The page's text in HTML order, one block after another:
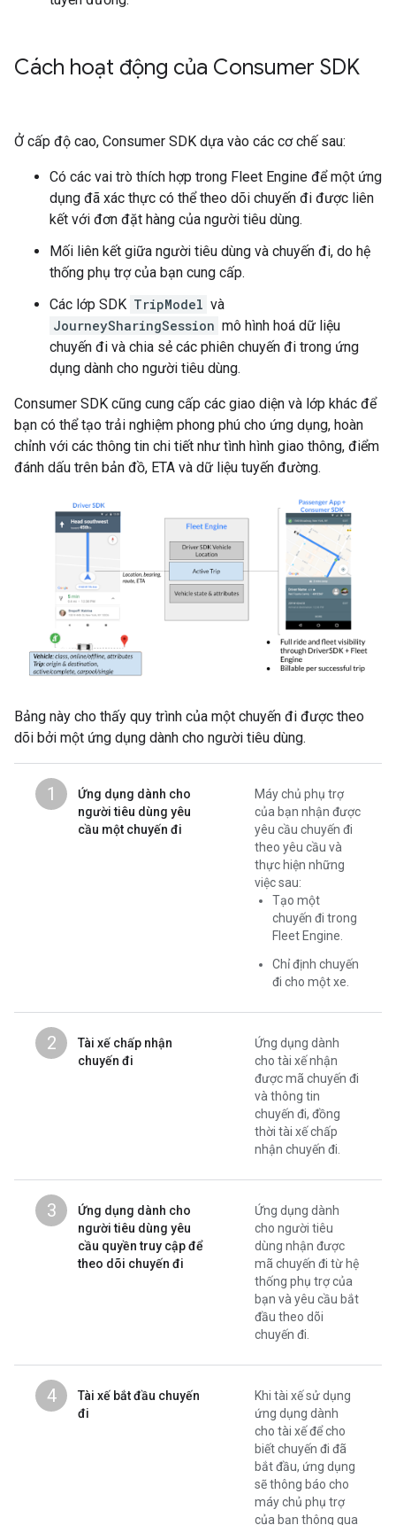
Cách hoạt động của Consumer SDK
Ở cấp độ cao, Consumer SDK dựa vào các cơ chế sau:
Có các vai trò thích hợp trong Fleet Engine để một ứng
dụng đã xác thực có thể theo dõi chuyến đi được liên
kết với đơn đặt hàng của người tiêu dùng.
Mối liên kết giữa người tiêu dùng và chuyến đi, do hệ
thống phụ trợ của bạn cung cấp.
Các lớp SDK TripModel và
JourneySharingSession mô hình hoá dữ liệu
chuyến đi và chia sẻ các phiên chuyến đi trong ứng
dụng dành cho người tiêu dùng.
Consumer SDK cũng cung cấp các giao diện và lớp khác để
bạn có thể tạo trải nghiệm phong phú cho ứng dụng, hoàn
chỉnh với các thông tin chi tiết như tình hình giao thông, điểm
đánh dấu trên bản đồ, ETA và dữ liệu tuyến đường.
Bảng này cho thấy quy trình của một chuyến đi được theo
dõi bởi một ứng dụng dành cho người tiêu dùng.
1
Ứng dụng dành cho
người tiêu dùng yêu
cầu một chuyến đi
Máy chủ phụ trợ
của bạn nhận được
yêu cầu chuyến đi
theo yêu cầu và
thực hiện những
việc sau:
Tạo một
chuyến đi trong
Fleet Engine.
Chỉ định chuyến
đi cho một xe.
2
Tài xế chấp nhận
chuyến đi
Ứng dụng dành
cho tài xế nhận
được mã chuyến đi
và thông tin
chuyến đi, đồng
thời tài xế chấp
nhận chuyến đi.
3
Ứng dụng dành cho
người tiêu dùng yêu
cầu quyền truy cập để
theo dõi chuyến đi
Ứng dụng dành
cho người tiêu
dùng nhận được
mã chuyến đi từ hệ
thống phụ trợ của
bạn và yêu cầu bắt
đầu theo dõi
chuyến đi.
4
Tài xế bắt đầu chuyến
đi
Khi tài xế sử dụng
ứng dụng dành
cho tài xế để cho
biết chuyến đi đã
bắt đầu, ứng dụng
sẽ thông báo cho
máy chủ phụ trợ
của bạn thông qua